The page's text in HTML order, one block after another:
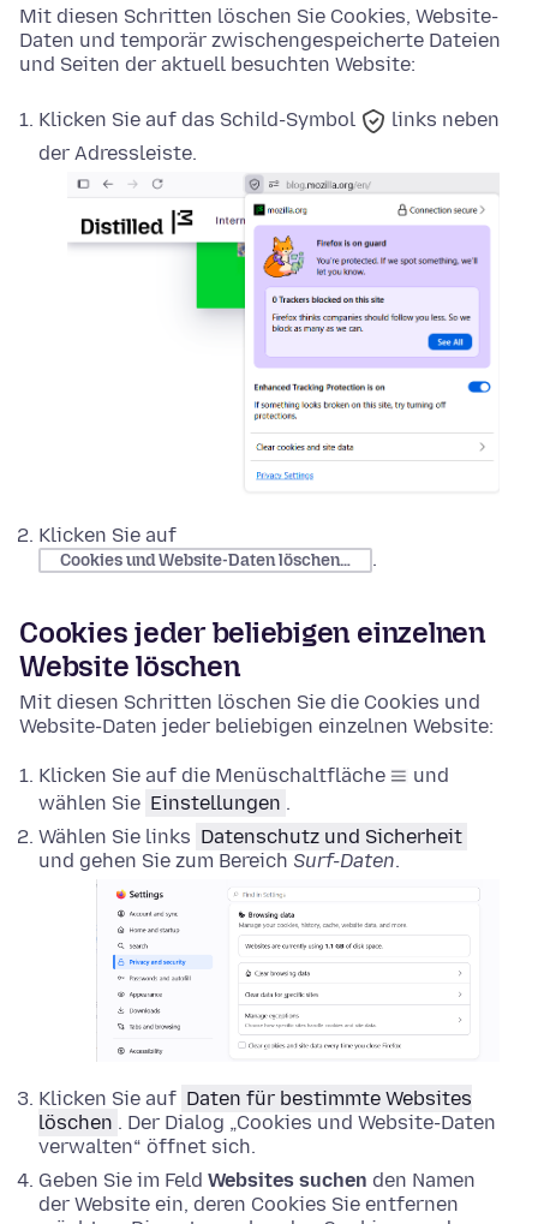
Mit diesen Schritten löschen Sie Cookies, Website-
Daten und temporär zwischengespeicherte Dateien
und Seiten der aktuell besuchten Website:
Klicken Sie auf das Schild-Symbol
links neben
der Adressleiste.
Klicken Sie auf
Cookies und Website-Daten löschen… .
Cookies jeder beliebigen einzelnen
Website löschen
Mit diesen Schritten löschen Sie die Cookies und
Website-Daten jeder beliebigen einzelnen Website:
Klicken Sie auf die Menüschaltfläche
und
wählen Sie Einstellungen .
Wählen Sie links Datenschutz und Sicherheit
und gehen Sie zum Bereich Surf-Daten.
Klicken Sie auf Daten für bestimmte Websites
löschen . Der Dialog „Cookies und Website-Daten
verwalten“ öffnet sich.
Geben Sie im Feld Websites suchen den Namen
der Website ein, deren Cookies Sie entfernen